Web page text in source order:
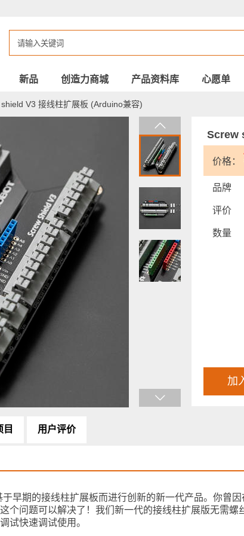
新品 创造力商城 产品资料库 心愿单
V3 接线柱扩展板 (Arduino兼容)
Screw
价格：
品牌
评价
数量
加
目 用户评价
早期的接线柱扩展板而进行创新的新一代产品。你曾
个问题可以解决了！我们新一代的接线柱扩展版无需螺
试快速调试使用。